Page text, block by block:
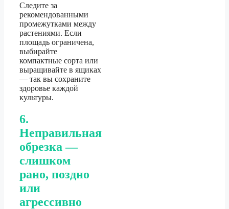
Следите за
рекомендованными
промежутками между
растениями. Если
площадь ограничена,
выбирайте
компактные сорта или
выращивайте в ящиках
— так вы сохраните
здоровье каждой
культуры.
6.
Неправильная
обрезка —
слишком
рано, поздно
или
агрессивно